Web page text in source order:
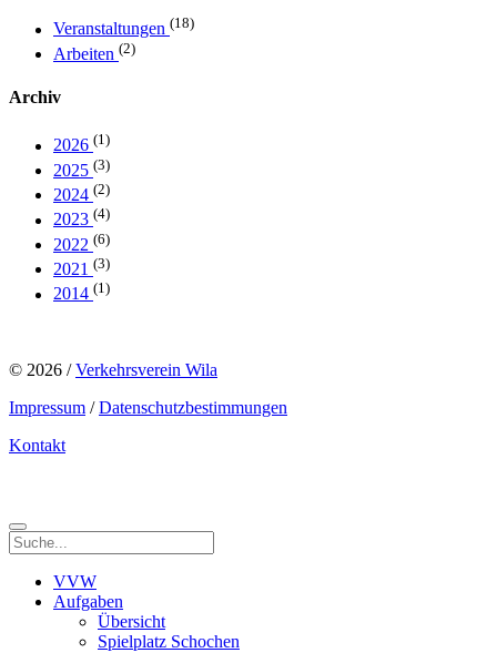
Veranstaltungen (18)
Arbeiten (2)
Archiv
2026 (1)
2025 (3)
2024 (2)
2023 (4)
2022 (6)
2021 (3)
2014 (1)
© 2026 /Verkehrsverein Wila
Impressum /Datenschutzbestimmungen
Kontakt
VVW
Aufgaben
Übersicht
Spielplatz Schochen